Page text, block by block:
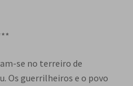
se no terreiro de
Os guerrilheiros e o povo